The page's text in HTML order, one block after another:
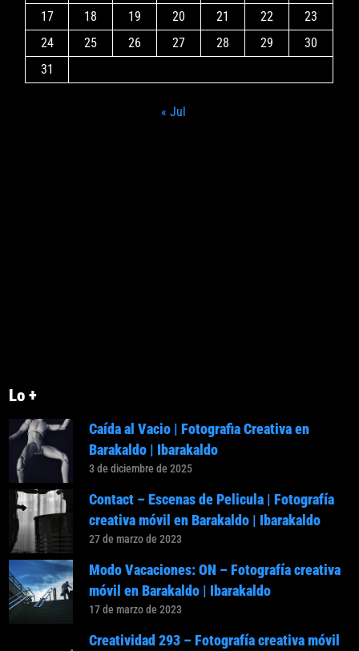
17
18 19 20 21 22
23
24
25 26 27 28 29
30
31
« Jul
Lo +
Caída al Vacio | Fotografia Creativa en
Barakaldo | Ibarakaldo
3 de diciembre de 2025
Contact – Escenas de Pelicula | Fotografía
creativa móvil en Barakaldo | Ibarakaldo
27 de marzo de 2023
Modo Vacaciones: ON – Fotografía creativa
móvil en Barakaldo | Ibarakaldo
17 de marzo de 2023
Creatividad 293 – Fotografía creativa móvil